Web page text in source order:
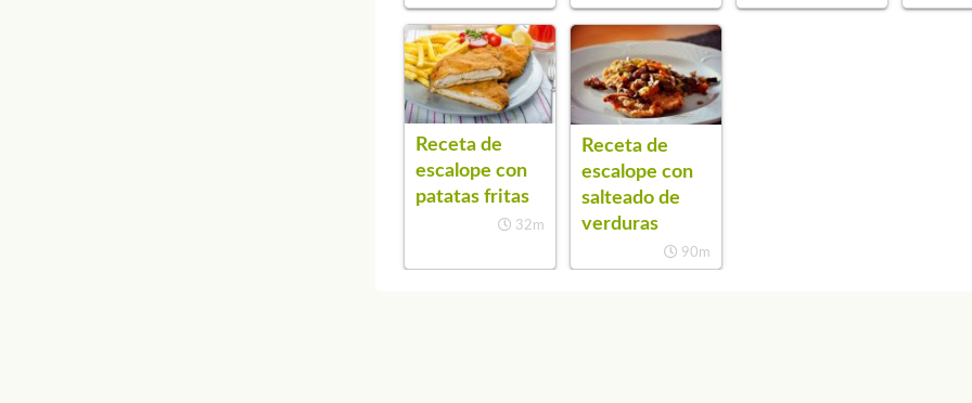
Receta de
escalope con
patatas fritas
32m
Receta de
escalope con
salteado de
verduras
90m